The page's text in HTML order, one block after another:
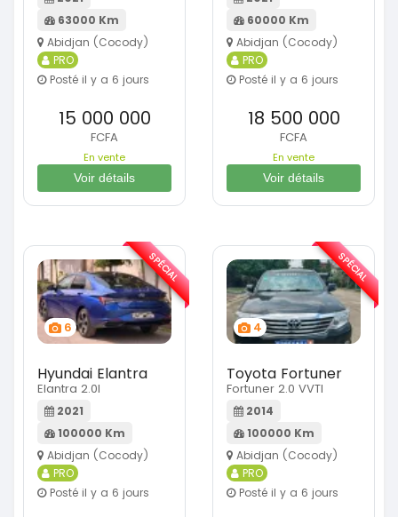
63000 Km
Abidjan (Cocody)
PRO
Posté il y a 6 jours
15 000 000
FCFA
En vente
Voir détails
60000 Km
Abidjan (Cocody)
PRO
Posté il y a 6 jours
18 500 000
FCFA
En vente
Voir détails
6
Hyundai Elantra
Elantra 2.0l
2021
100000 Km
Abidjan (Cocody)
PRO
Posté il y a 6 jours
SPÉCIAL
4
Toyota Fortuner
Fortuner 2.0 VVTI
2014
100000 Km
Abidjan (Cocody)
PRO
Posté il y a 6 jours
SPÉCIAL